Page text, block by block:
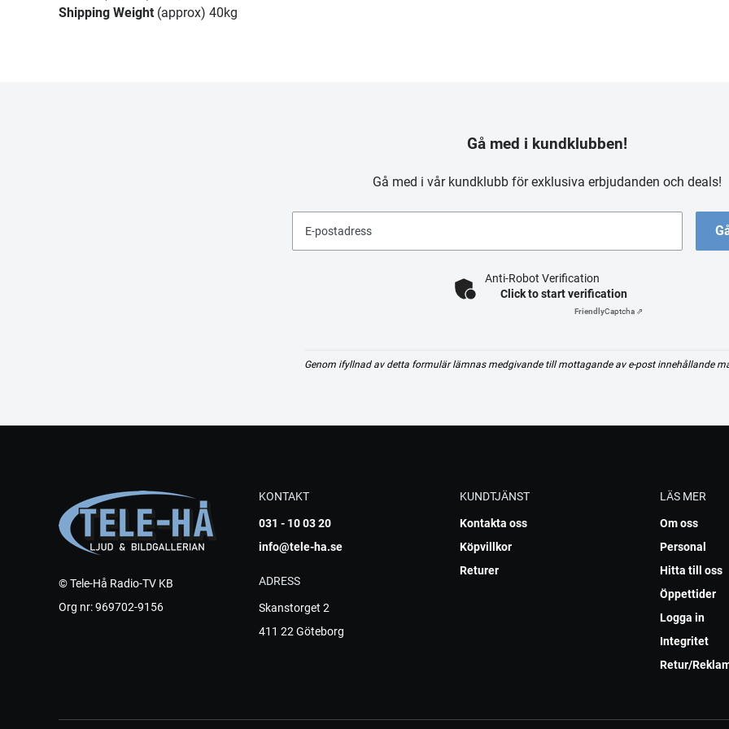
Shipping Weight (approx) 40kg
Gå med i kundklubben!
Gå med i vår kundklubb för exklusiva erbjudanden och deals!
E-postadress
Anti-Robot Verification
Click to start verification
FriendlyCaptcha ⇗
Genom ifyllnad av detta formulär lämnas medgivande till mottagande av e-post innehållande
© Tele-Hå Radio-TV KB
Org nr: 969702-9156
KONTAKT
031 - 10 03 20
info@tele-ha.se
ADRESS
Skanstorget 2
411 22 Göteborg
KUNDTJÄNST
Kontakta oss
Köpvillkor
Returer
LÄS MER
Om oss
Personal
Hitta till oss
Öppettider
Logga in
Integritet
Retur/